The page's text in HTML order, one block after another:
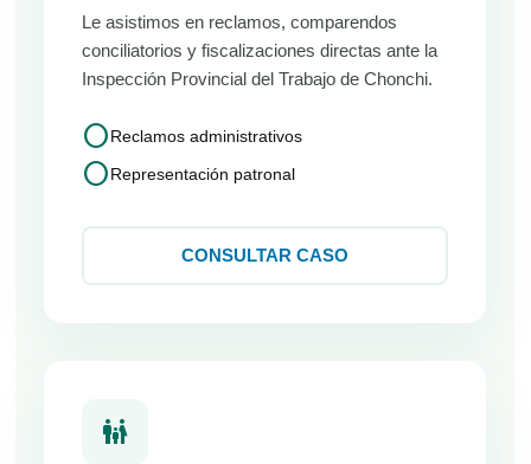
Le asistimos en reclamos, comparendos
conciliatorios y fiscalizaciones directas ante la
Inspección Provincial del Trabajo de Chonchi.
circleReclamos administrativos
circleRepresentación patronal
CONSULTAR CASO
family_restroom